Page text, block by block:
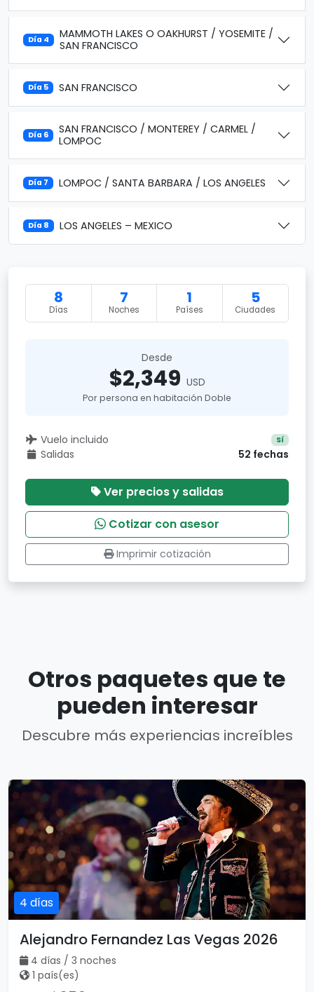
Día 4
MAMMOTH LAKES O OAKHURST / YOSEMITE /
SAN FRANCISCO
Día 5 SAN FRANCISCO
Día 6
SAN FRANCISCO / MONTEREY / CARMEL /
LOMPOC
Día 7 LOMPOC / SANTA BARBARA / LOS ANGELES
Día 8 LOS ANGELES – MEXICO
8
Días
7
Noches
1
Países
5
Ciudades
Desde
$2,349 USD
Por persona en habitación Doble
Vuelo incluido Sí
Salidas 52 fechas
Ver precios y salidas
Cotizar con asesor
Imprimir cotización
Otros paquetes que te
pueden interesar
Descubre más experiencias increíbles
4 días
Alejandro Fernandez Las Vegas 2026
4 días / 3 noches
1 país(es)